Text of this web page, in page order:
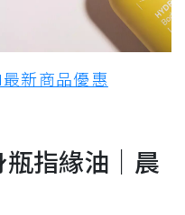
最新商品優惠
瓶指緣油｜晨